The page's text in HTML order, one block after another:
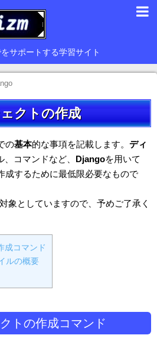
サポートする学習サイト
クトの作成
の基本的な事項を記載します。 ディ
コマンドなど、 Djangoを用いて
成するために最低限必要なもので
象としていますので、予めご了承く
成コマンド
ルの概要
トの作成コマンド